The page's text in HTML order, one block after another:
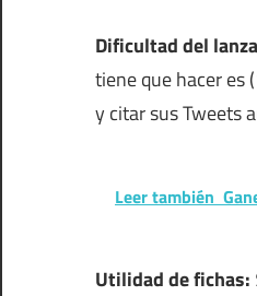
Dificultad del
tiene que hacer es
y citar sus Tweets
Leer también
Utilidad de fichas: